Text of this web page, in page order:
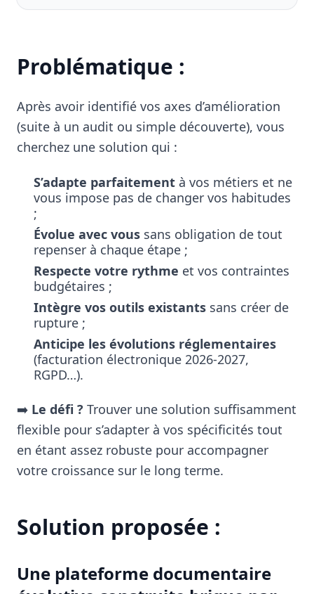
Problématique :
Après avoir identifié vos axes d’amélioration
(suite à un audit ou simple découverte), vous
cherchez une solution qui :
S’adapte parfaitement à vos métiers et ne
vous impose pas de changer vos habitudes
;
Évolue avec vous sans obligation de tout
repenser à chaque étape ;
Respecte votre rythme et vos contraintes
budgétaires ;
Intègre vos outils existants sans créer de
rupture ;
Anticipe les évolutions réglementaires
(facturation électronique 2026-2027,
RGPD…).
➡️ Le défi ? Trouver une solution suffisamment
flexible pour s’adapter à vos spécificités tout
en étant assez robuste pour accompagner
votre croissance sur le long terme.
Solution proposée :
Une plateforme documentaire